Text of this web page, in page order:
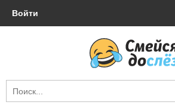
Войти